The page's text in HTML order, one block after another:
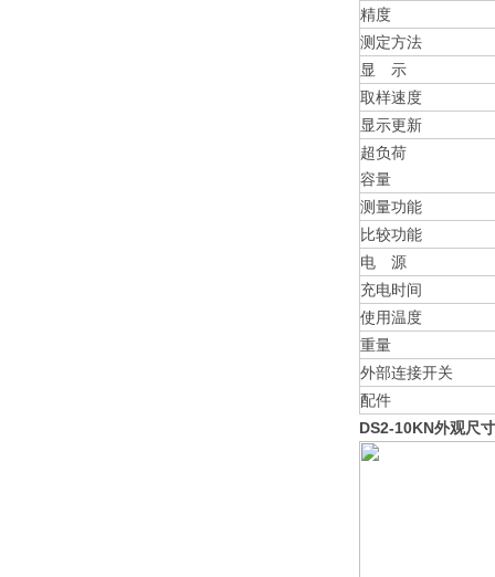
精度
测定方法
显 示
取样速度
显示更新
超负荷
容量
测量功能
比较功能
电 源
充电时间
使用温度
重量
外部连接开关
配件
DS2-10KN外观尺寸